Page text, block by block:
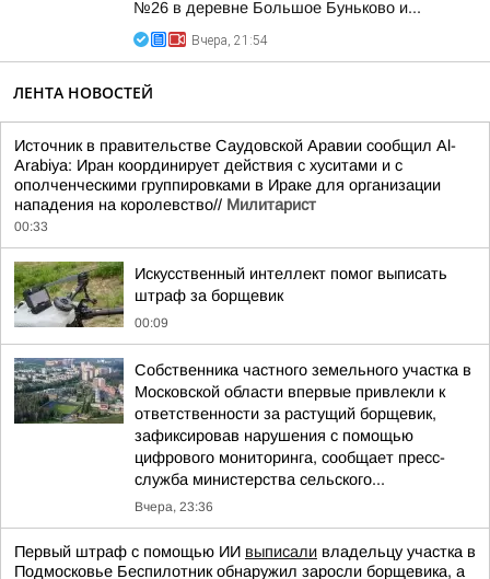
№26 в деревне Большое Буньково и...
Вчера, 21:54
ЛЕНТА НОВОСТЕЙ
Источник в правительстве Саудовской Аравии сообщил Al-
Arabiya: Иран координирует действия с хуситами и с
ополченческими группировками в Ираке для организации
нападения на королевство// Милитарист
00:33
Искусственный интеллект помог выписать
штраф за борщевик
00:09
Собственника частного земельного участка в
Московской области впервые привлекли к
ответственности за растущий борщевик,
зафиксировав нарушения с помощью
цифрового мониторинга, сообщает пресс-
служба министерства сельского...
Вчера, 23:36
Первый штраф с помощью ИИ выписали владельцу участка в
Подмосковье Беспилотник обнаружил заросли борщевика, а